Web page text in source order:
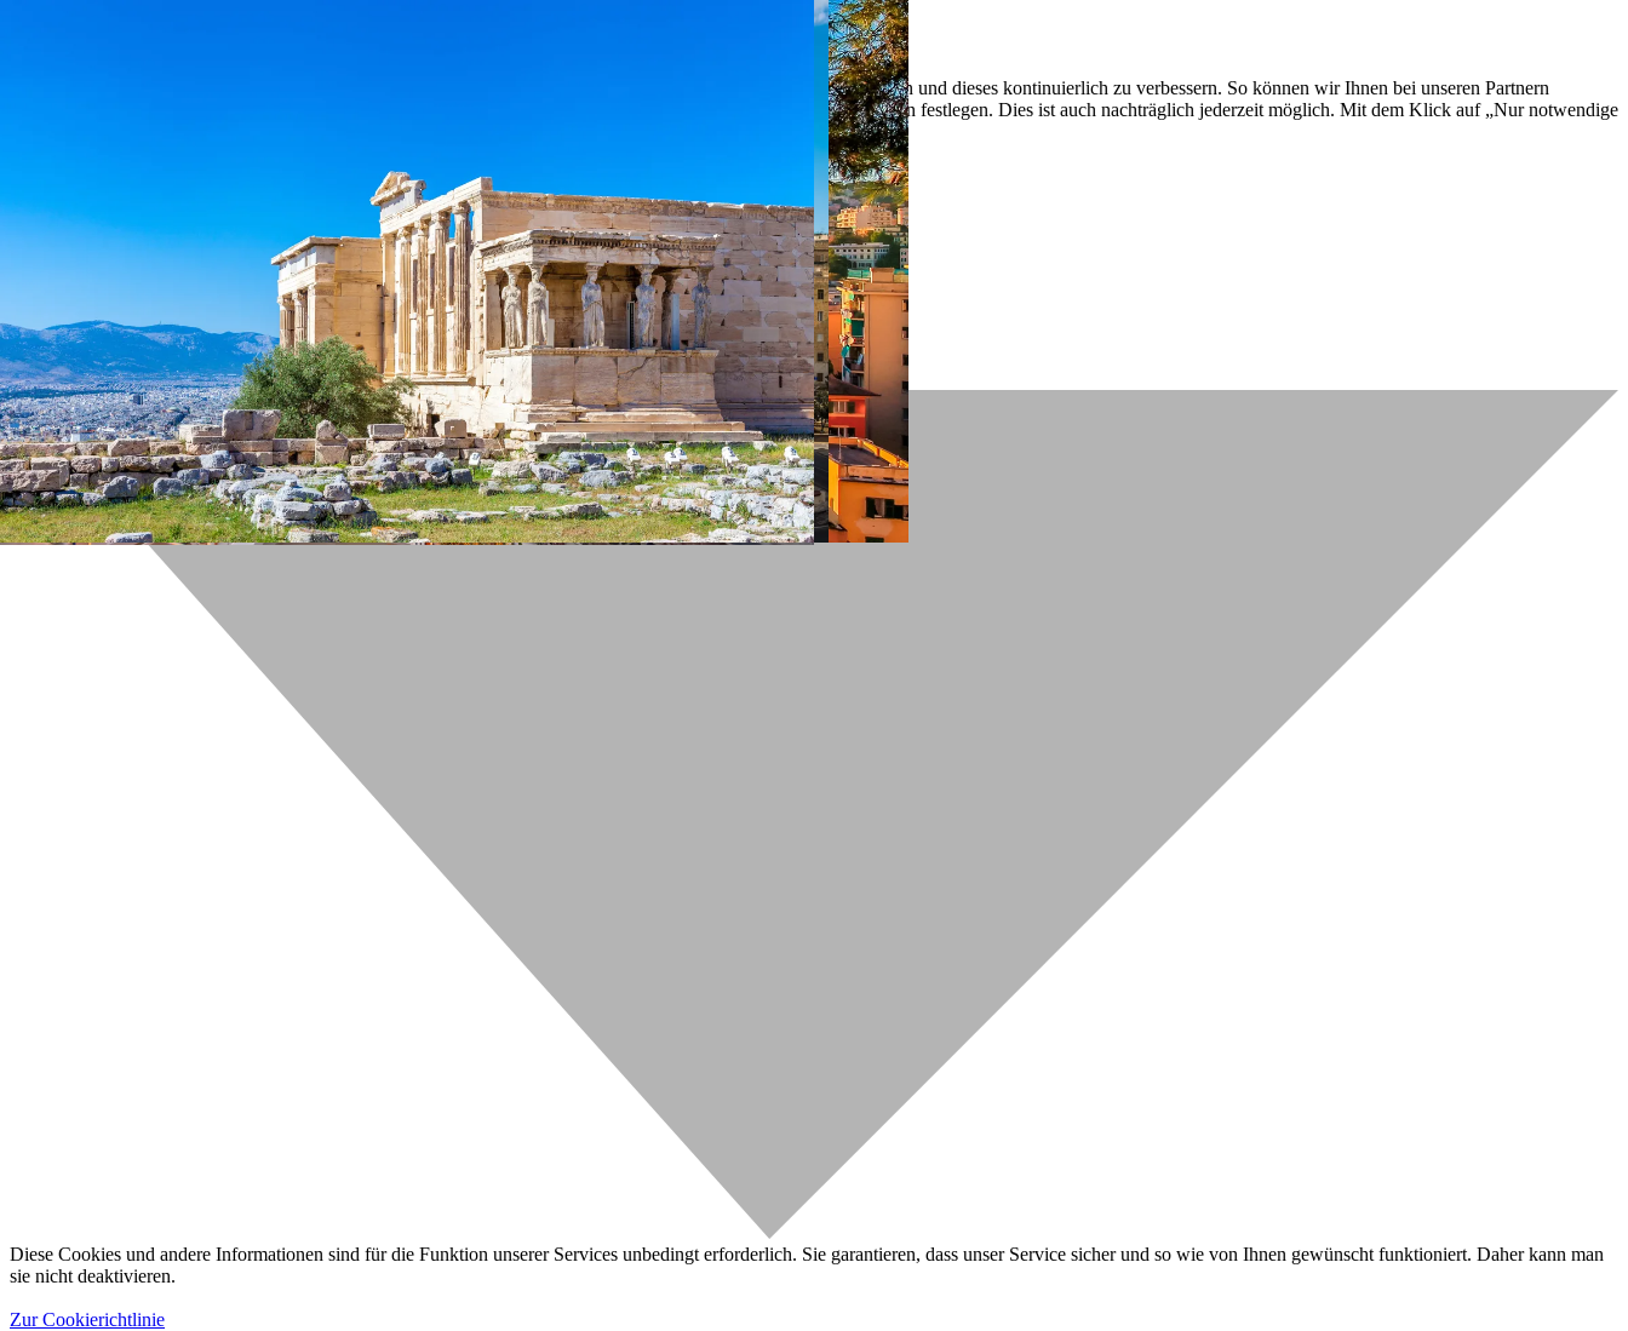
Mit dem Klick auf „geht klar” ermöglichen Sie uns Ihnen über Cookies ein verbessertes Nutzungserlebnis zu servieren und dieses kontinuierlich zu verbessern. So können wir Ihnen bei unseren Partnern
personalisierte Werbung und passende Angebote anzeigen. Über „anpassen” können Sie Ihre persönlichen Präferenzen festlegen. Dies ist auch nachträglich jederzeit möglich. Mit dem Klick auf „Nur notwendige
« zurück
Ihre Cookie-Präferenzen verwalten
Wählen Sie, welche Cookies Sie auf check24.de akzeptieren.
hier.
Notwendig
Diese Cookies und andere Informationen sind für die Funktion unserer Services unbedingt erforderlich. Sie garantieren, dass unser Service sicher und so wie von Ihnen gewünscht funktioniert. Daher kann man
sie nicht deaktivieren.
Zur Cookierichtlinie